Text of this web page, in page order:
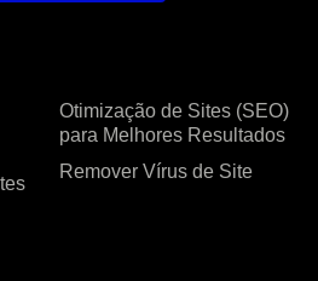
Otimização de Sites (SEO)
para Melhores Resultados
Remover Vírus de Site